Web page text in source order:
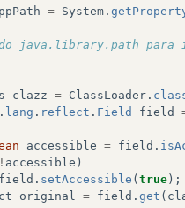
= System .
java.library.path
clazz = ClassLoader .
. lang . reflect . Field field
accessible = field .
! accessible )
field . setAccessible ( true );
original = field . get (